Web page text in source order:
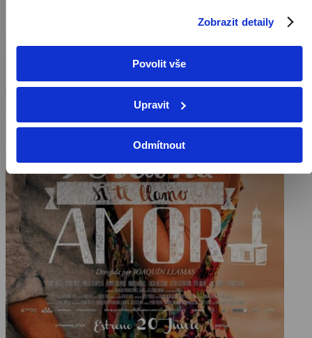
Zobrazit detaily
Povolit vše
Upravit
Odmítnout